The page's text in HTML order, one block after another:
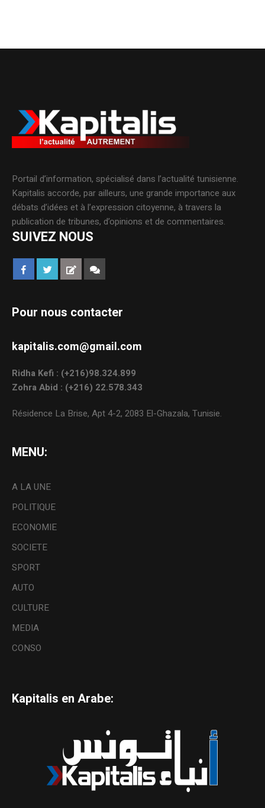
Portail d’information, spécialisé dans l’actualité tunisienne.
Kapitalis accorde, par ailleurs, une grande importance aux
débats d’idées et à l’expression citoyenne, à travers la
publication de tribunes, d’opinions et de commentaires.
SUIVEZ NOUS
Pour nous contacter
kapitalis.com@gmail.com
Ridha Kefi : (+216)98.324.899
Zohra Abid : (+216) 22.578.343
Résidence La Brise, Apt 4-2, 2083 El-Ghazala, Tunisie.
MENU:
A LA UNE
POLITIQUE
ECONOMIE
SOCIETE
SPORT
AUTO
CULTURE
MEDIA
CONSO
Kapitalis en Arabe: